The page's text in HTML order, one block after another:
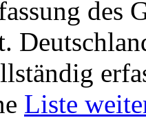
des
Liste